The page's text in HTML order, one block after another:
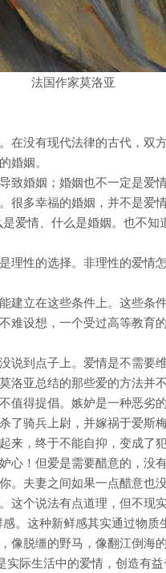
法国作家莫洛亚
在没有现代法律的古代，双
婚姻。
致婚姻；婚姻也不一定是爱
很多幸福的婚姻，并不是爱
爱情、什么是婚姻。也不
理性的选择。非理性的爱情
建立在这些条件上。这些条
设想，一个受过高等教育
说到点子上。爱情是不需要
洛亚总结的那些爱的方法并不
值得提倡。嫉妒是一种恶劣
了骑兵上尉，并嫁祸于爱斯
来，终于不能自抑，变成了犯
心！但爱是需要醋意的，没
。夫妻之间如果一点醋意也
这个说法有点道理，但不现
。这种新鲜感其实通过物质
像脱缰的野马，像翻江倒
实际生活中的爱情，创造有